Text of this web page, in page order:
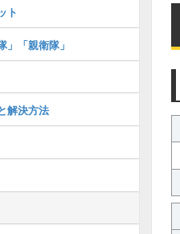
ト
「親衛隊」
解決方法